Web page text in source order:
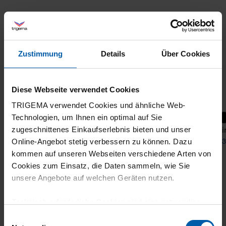
Zustimmung Details Über Cookies
Diese Webseite verwendet Cookies
TRIGEMA verwendet Cookies und ähnliche Web-
Technologien, um Ihnen ein optimal auf Sie
zugeschnittenes Einkaufserlebnis bieten und unser
Online-Angebot stetig verbessern zu können. Dazu
kommen auf unseren Webseiten verschiedene Arten von
Cookies zum Einsatz, die Daten sammeln, wie Sie
unsere Angebote auf welchen Geräten nutzen.
+10
Polo-Shirt Cotton
from 38,72 € 48,40 €
T-
from